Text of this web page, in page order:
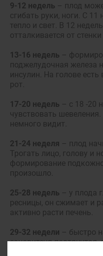
9-12 недель – плод
сгибать руки, ноги. С 11
тепло и свет. В 12
отталкивается от
13-16 недель –
поджелудочная железа
инсулин. На голове
рот.
17-20 недель – с 18 -20
чувствовать
немного видит.
21-24 неделя – плод
Трогать лицо, голову и
формирование
произошло.
25-28 недель – у плода
ресницы, он сжимает и
активно расти печень.
29-32 недели – быстро
сановитсчя